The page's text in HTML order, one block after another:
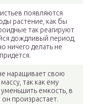
появляются
растение, как бы
так реагируют
дождливый период,
ничего делать не
придется.
наращивает свою
так как ему
емкость, в
произрастает.